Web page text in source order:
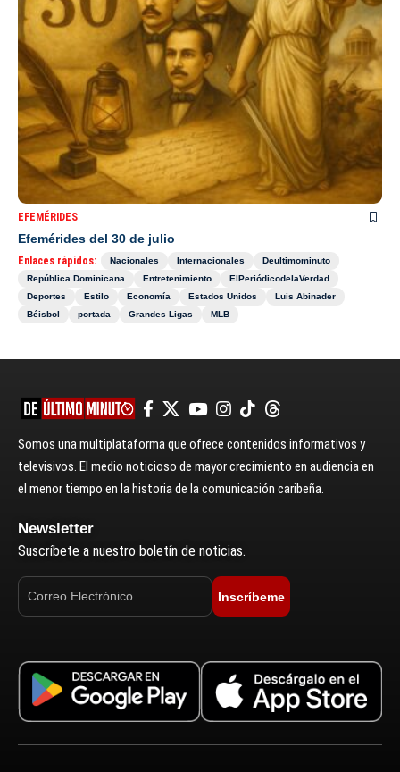
EFEMÉRIDES
Efemérides del 30 de julio
Enlaces rápidos: Nacionales Internacionales
Deultimominuto
República Dominicana
Entretenimiento
ElPeriódicodelaVerdad
Deportes
Estilo Economía Estados Unidos
Luis Abinader
Béisbol
portada Grandes Ligas MLB
Somos una multiplataforma que ofrece contenidos informativos y
televisivos. El medio noticioso de mayor crecimiento en audiencia en
el menor tiempo en la historia de la comunicación caribeña.
Newsletter
Suscríbete a nuestro boletín de noticias.
Inscríbeme